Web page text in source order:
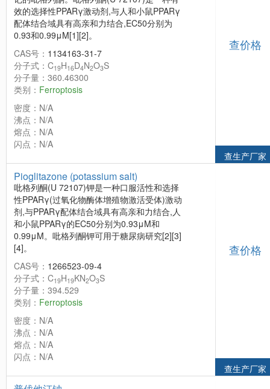
效的选择性PPARγ激动剂,与人和小鼠PPARγ
配体结合域具有高亲和力结合,EC50分别为
0.93和0.99μM[1][2]。
CAS号： 1134163-31-7
分子式：C19H16D4N2O3S
分子量：360.46300
类别： Ferroptosis
密度：N/A
沸点：N/A
熔点：N/A
闪点：N/A
查价格
查生产厂家
Pioglitazone (potassium salt)
吡格列酮(U 72107)钾是一种口服活性和选择
性PPARγ(过氧化物酶体增殖物激活受体)激动
剂,与PPARγ配体结合域具有高亲和力结合,人
和小鼠PPARγ的EC50分别为0.93μM和
0.99μM。吡格列酮钾可用于糖尿病研究[2][3]
[4]。
CAS号： 1266523-09-4
分子式：C19H19KN2O3S
分子量：394.529
类别： Ferroptosis
密度：N/A
沸点：N/A
熔点：N/A
闪点：N/A
查价格
查生产厂家